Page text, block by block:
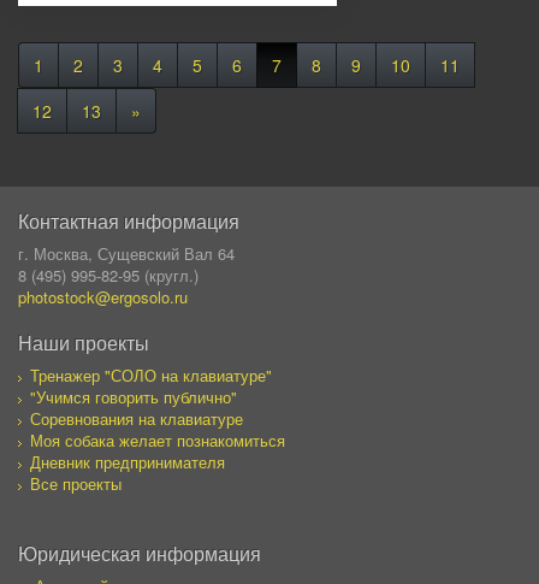
1 2 3 4 5 6 7 8 9 10
11
12
13 »
Контактная информация
г. Москва, Сущевский Вал 64
8 (495) 995-82-95 (кругл.)
photostock@ergosolo.ru
Наши проекты
Тренажер "СОЛО на клавиатуре"
"Учимся говорить публично"
Соревнования на клавиатуре
Моя собака желает познакомиться
Дневник предпринимателя
Все проекты
Юридическая информация